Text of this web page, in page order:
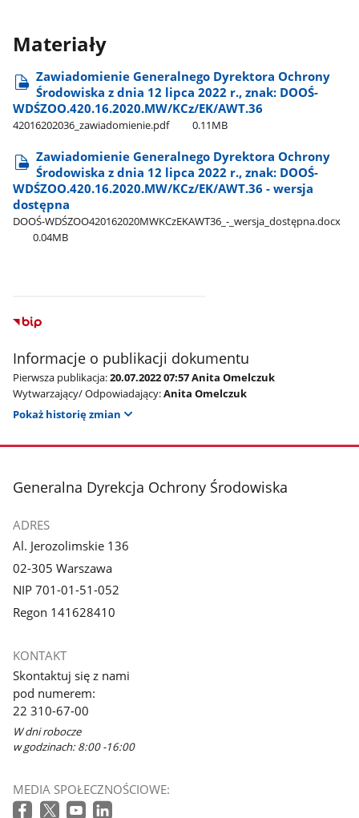
Materiały
Zawiadomienie Generalnego Dyrektora Ochrony
Środowiska z dnia 12 lipca 2022 r., znak: DOOŚ-
WDŚZOO.420.16.2020.MW/KCz/EK/AWT.36
42016202036​_zawiadomienie.pdf 0.11MB
Zawiadomienie Generalnego Dyrektora Ochrony
Środowiska z dnia 12 lipca 2022 r., znak: DOOŚ-
WDŚZOO.420.16.2020.MW/KCz/EK/AWT.36 - wersja
dostępna
DOOŚ-WDŚZOO420162020MWKCzEKAWT36​_-​_wersja​_dostępna.docx
0.04MB
Informacje o publikacji dokumentu
Pierwsza publikacja:20.07.2022 07:57 Anita Omelczuk
Wytwarzający/ Odpowiadający:Anita Omelczuk
Pokaż historię zmian
stopka
Generalna Dyrekcja Ochrony Środowiska
ADRES
Al. Jerozolimskie 136
02-305 Warszawa
NIP 701-01-51-052
Regon 141628410
KONTAKT
Skontaktuj się z nami
pod numerem:
22 310-67-00
W dni robocze
w godzinach: 8:00 -16:00
MEDIA SPOŁECZNOŚCIOWE: